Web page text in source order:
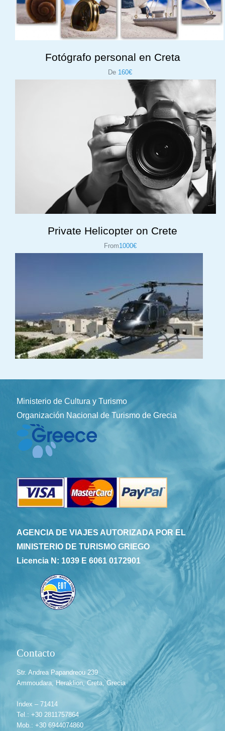
Fotógrafo personal en Creta
De 160€
Private Helicopter on Crete
From1000€
Ministerio de Cultura y Turismo
Organización Nacional de Turismo de Grecia
AGENCIA DE VIAJES AUTORIZADA POR EL
MINISTERIO DE TURISMO GRIEGO
Licencia N: 1039 E 6061 0172901
Contacto
Str. Andrea Papandreou 239
Ammoudara, Heraklion, Creta, Grecia
Index – 71414
Tel.: +30 2811757864
Mob.: +30 6944074860